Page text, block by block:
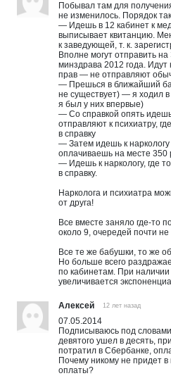
Побывал там для
не изменилось. Порядок
— Идешь в 12 кабинет к
выписывает квитанцию.
к заведующей, т. к.
Вполне могут отправить
минздрава 2012 года. Идут
прав — не отправляют
— Прешься в ближайший
не существует) — я ходил
я был у них впервые)
— Со справкой опять
отправляют к психиатру,
в справку
— Затем идешь к наркологу
оплачиваешь на месте 350
— Идешь к наркологу, где
в справку.
Нарколога и психиатра
от друга!
Все вместе заняло где-то
около 9, очередей почти
Все те же бабушки, то же
Но больше всего
по кабинетам. При
увеличивается
Алексей 12 лет назад
07.05.2014
Подписываюсь под
девятого ушел в десять,
потратил в Сбербанке,
Почему никому не придет в
оплаты?